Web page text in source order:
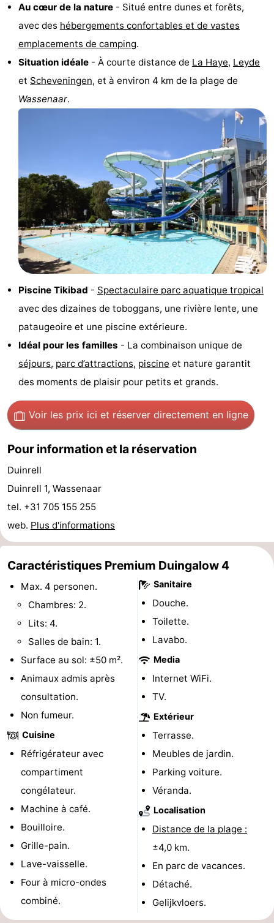
être
villes
Sports
Piscines
-
Terrains
de
golf
Surfen
Peche
Sportive
Equitation
Boire
manger
Pratiques
Route
Stationnement
Adresses
Médicales
Région
Hollande-
Septentrionale
-
Nature
Schoorlse
Duinen
-
Bergen
aan
-
Bergen
-
Egmond
Zee
duinreservaat
Wijk
Zee
Zuid-
Kennermerland
Amsterdam
-
Haarlem
Zandvoort
Hollande-
Méridionale
Leiden
Bollenstreek
Nature
-
Au cœur de la nature - Situé entre dunes et forêts,
avec des hébergements confortables et de vastes
emplacements de camping.
Situation idéale - À courte distance de La Haye, Leyde
et Scheveningen, et à environ 4 km de la plage de
Wassenaar.
Piscine Tikibad - Spectaculaire parc aquatique tropical
avec des dizaines de toboggans, une rivière lente, une
pataugeoire et une piscine extérieure.
Idéal pour les familles - La combinaison unique de
séjours, parc d’attractions, piscine et nature garantit
des moments de plaisir pour petits et grands.
Voir les prix ici et réserver directement en ligne
Pour information et la réservation
Duinrell
Duinrell 1, Wassenaar
tel. +31 705 155 255
web. Plus d'informations
Caractéristiques Premium Duingalow 4
Max. 4 personen.
Chambres: 2.
Lits: 4.
Salles de bain: 1.
Surface au sol: ±50 m².
Animaux admis après
consultation.
Non fumeur.
Cuisine
Réfrigérateur avec
compartiment
congélateur.
Machine à café.
Bouilloire.
Grille-pain.
Lave-vaisselle.
Four à micro-ondes
combiné.
Sanitaire
Douche.
Toilette.
Lavabo.
Media
Internet WiFi.
TV.
Extérieur
Terrasse.
Meubles de jardin.
Parking voiture.
Véranda.
Localisation
Distance de la plage :
±4,0 km.
En parc de vacances.
Détaché.
Gelijkvloers.